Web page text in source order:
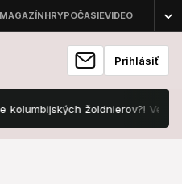
Prihlásiť
žoldnierov?!